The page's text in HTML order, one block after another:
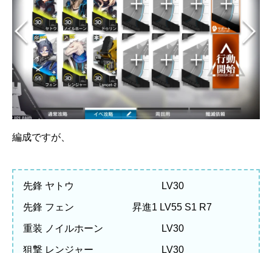
編成ですが、
先鋒 ヤトウ LV30
先鋒 フェン 昇進1 LV55 S1 R7
重装 ノイルホーン LV30
狙撃 レンジャー LV30